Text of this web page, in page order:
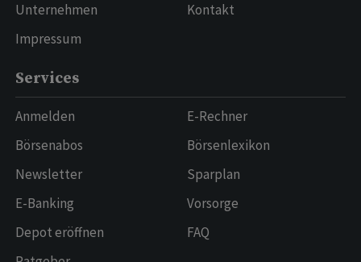
Unternehmen
Impressum
Kontakt
Services
Anmelden
Börsenabos
Newsletter
E-Banking
Depot eröffnen
E-Rechner
Börsenlexikon
Sparplan
Vorsorge
FAQ